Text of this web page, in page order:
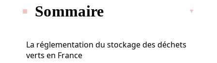
Sommaire
La réglementation du stockage des déchets
verts en France